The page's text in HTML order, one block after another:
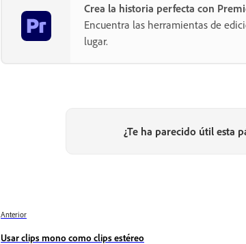
Crea la historia perfecta con
Encuentra las herramientas de
lugar.
¿Te ha parecido útil esta
Anterior
Usar clips mono como clips estéreo